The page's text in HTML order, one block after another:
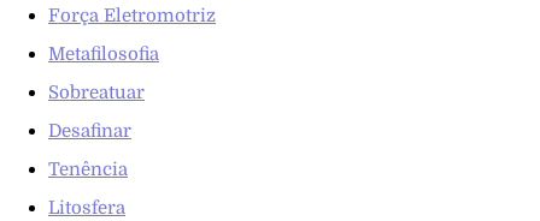
Força Eletromotriz
Metafilosofia
Sobreatuar
Desafinar
Tenência
Litosfera